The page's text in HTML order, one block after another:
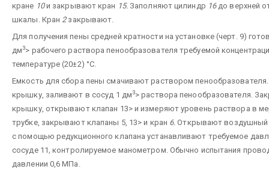
кране 10и закрывают кран 15. Заполняют цилиндр 16до верхней
шкалы. Кран 2закрывают.
Для получения пены средней кратности на установке (черт. 9)
дм3> рабочего раствора пенообразователя требуемой
температуре (20±2) °С.
Емкость для сбора пены смачивают раствором
крышку, заливают в сосуд 1 дм3> раствора пенообразователя.
крышку, открывают клапан 13> и измеряют уровень раствора в
трубке, закрывают клапаны 5, 13> и кран 6. Открывают воздушный
с помощью редукционного клапана устанавливают требуемое
сосуде 11 , контролируемое манометром. Обычно испытания
давлении 0,6 МПа.